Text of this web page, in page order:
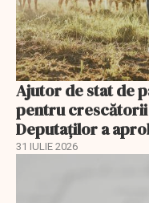
Ajutor de stat de
pentru crescătorii
Deputaților a
31 IULIE 2026